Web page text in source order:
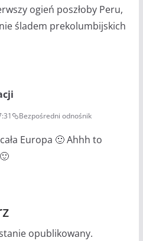
ogień poszłoby Peru,
śladem prekolumbijskich
Bezpośredni odnośnik
Europa 🙂 Ahhh to
opublikowany.